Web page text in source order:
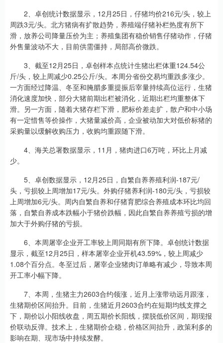
2、卓创统计数据显示，12月25日，仔猪均价216元/头，较上
周跌3元/头。北方猪病有扩散趋势，养殖端仔猪补栏热度有所下
滑，放养公司降量压价为主；养殖集团有稳价销售仔猪动作，仔猪
外售量波动不大，目前供需僵持，局部高价微跌。
3、截至12月25日，卓创样本点统计生猪出栏体重124.54公
斤/头，较上周减少0.25公斤/头。本周分省份交易均重跌多涨少。
一方面经过降温、冬至和腌腊多重提振后宰量持续高位运行，生猪
消化速度加快，部分大猪前期出栏被消化，近期出栏均重整体下
滑。另一方面，随着大猪存栏下滑，肥标价差走扩，散户和中小场
有一定惜售等价操作，大猪量减价高，企业被动加大对低价标猪的
采购量以缓解收购压力，收购均重跟随下滑。
4、海关总署数据显示，11月，猪肉进口6万吨，环比上月减
少。
5、卓创数据显示，12月25日，自繁自养养殖利润-187元/
头，亏损较上周增加17元/头。外购仔猪养利润-180元/头，亏损较
上周增加6元/头。周内自繁自养和仔猪育肥综合养殖成本环比均回
落，自繁自养成本跌幅小于猪价跌幅，因此自繁自养养殖亏损的增
加大于外购仔猪的亏损。
6、本周屠宰企业开工率较上周同期有所下降。卓创统计数据
显示，截至12月25日，样本屠宰企业开机43.59%，较上周减少
1.08个百分点。冬至过后，屠宰企业猪肉订单略有减少，导致本周
开工率小幅下降。
7、本周，生猪主力2603合约领涨，近月上涨带动远月跟涨，
生猪期价区间抬升。目前，生猪近月2603合约在短期均线支撑之
下，期价以小阳线收盘，周五期价长阳线，摆脱低价区间，期现报
价联动反弹。技术上，生猪期价企稳，价格区间抬升，政策利多的
影响在期、现市场中持续发酵。